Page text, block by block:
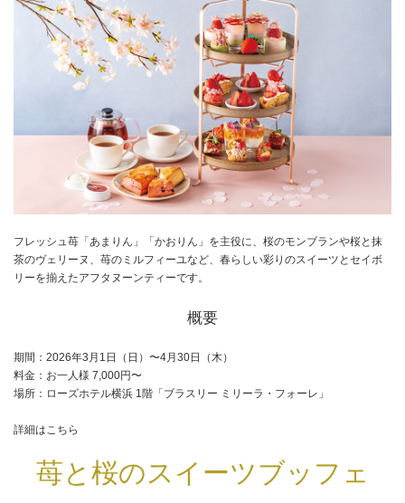
フレッシュ苺「あまりん」「かおりん」を主役に、桜のモンブランや桜と抹
茶のヴェリーヌ、苺のミルフィーユなど、春らしい彩りのスイーツとセイボ
リーを揃えたアフタヌーンティーです。
概要
期間：2026年3月1日（日）〜4月30日（木）
料金：お一人様 7,000円〜
場所：ローズホテル横浜 1階「ブラスリー ミリーラ・フォーレ」
詳細はこちら
苺と桜のスイーツブッフェ